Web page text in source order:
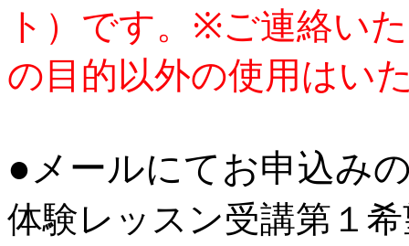
ト ）です。 ※ご連絡い
の目的以外の使用はい
● メールにてお申込み
体験レッスン受講第１